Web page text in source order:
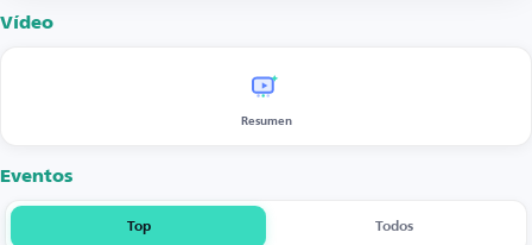
Vídeo
Resumen
Eventos
Top Todos